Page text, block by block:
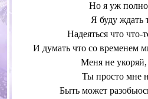
Но я уж
Я буду ждать
Надеяться что что-
И думать что со временем
Меня не
Ты просто мне
Быть может